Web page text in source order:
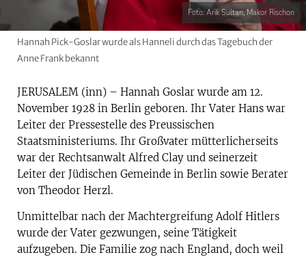
Foto: Arik Sultan, Makor Rischon
Hannah Pick-Goslar wurde als Hanneli durch das Tagebuch der
Anne Frank bekannt
JERUSALEM (inn) – Hannah Goslar wurde am 12.
November 1928 in Berlin geboren. Ihr Vater Hans war
Leiter der Pressestelle des Preussischen
Staatsministeriums. Ihr Großvater mütterlicherseits
war der Rechtsanwalt Alfred Clay und seinerzeit
Leiter der Jüdischen Gemeinde in Berlin sowie Berater
von Theodor Herzl.
Unmittelbar nach der Machtergreifung Adolf Hitlers
wurde der Vater gezwungen, seine Tätigkeit
aufzugeben. Die Familie zog nach England, doch weil